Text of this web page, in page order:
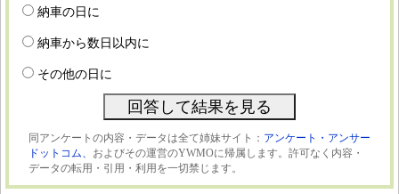
納車の日に
納車から数日以内に
その他の日に
同アンケートの内容・データは全て姉妹サイト： アンケート・アンサー
ドットコム、 およびその運営のYWMOに帰属します。許可なく内容・
データの転用・引用・利用を一切禁じます。